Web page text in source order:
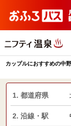
カップルにおすすめの中
1. 都道府県
2. 沿線・駅